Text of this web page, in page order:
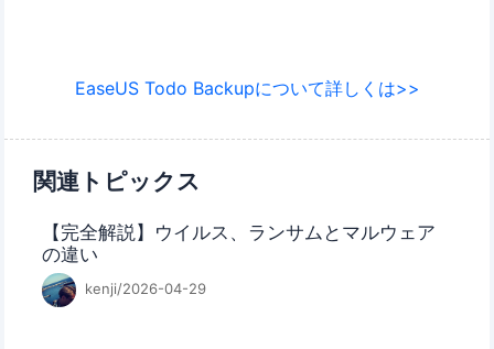
EaseUS Todo Backupについて詳しくは>>
関連トピックス
【完全解説】ウイルス、ランサムとマルウェア
の違い
kenji/2026-04-29